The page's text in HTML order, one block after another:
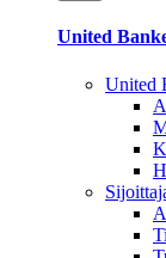
United
United